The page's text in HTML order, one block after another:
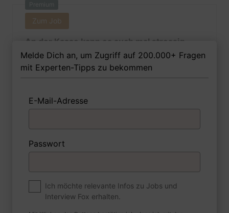
Premium
Zum Job
An der Kasse kann es auch mal stressig
werden. Lassen Sie sich leicht aus der Ruhe
bringen?
Premium
Auf einem Päckchen Papier ist die Aufschrift
"100 g, A4" zu lesen. Was bedeutet die
Angabe "100 g"?
Melde Dich an, um Zugriff auf 200.000+ Fragen
mit Experten-Tipps zu bekommen
E-Mail-Adresse
Passwort
Ich möchte relevante Infos zu Jobs und
Interview Fox erhalten.